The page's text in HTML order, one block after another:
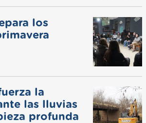
los
la
las lluvias
profunda